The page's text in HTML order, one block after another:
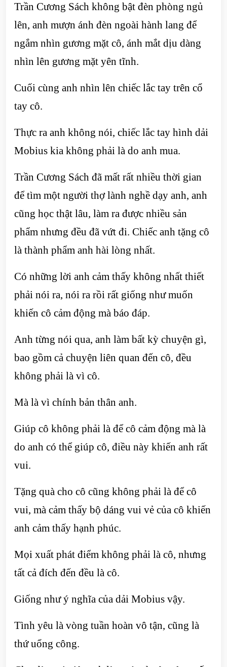
Trần Cương Sách không bật đèn phòng ngủ
lên, anh mượn ánh đèn ngoài hành lang để
ngắm nhìn gương mặt cô, ánh mắt dịu dàng
nhìn lên gương mặt yên tĩnh.
Cuối cùng anh nhìn lên chiếc lắc tay trên cổ
tay cô.
Thực ra anh không nói, chiếc lắc tay hình dải
Mobius kia không phải là do anh mua.
Trần Cương Sách đã mất rất nhiều thời gian
để tìm một người thợ lành nghề dạy anh, anh
cũng học thật lâu, làm ra được nhiều sản
phẩm nhưng đều đã vứt đi. Chiếc anh tặng cô
là thành phẩm anh hài lòng nhất.
Có những lời anh cảm thấy không nhất thiết
phải nói ra, nói ra rồi rất giống như muốn
khiến cô cảm động mà báo đáp.
Anh từng nói qua, anh làm bất kỳ chuyện gì,
bao gồm cả chuyện liên quan đến cô, đều
không phải là vì cô.
Mà là vì chính bản thân anh.
Giúp cô không phải là để cô cảm động mà là
do anh có thể giúp cô, điều này khiến anh rất
vui.
Tặng quà cho cô cũng không phải là để cô
vui, mà cảm thấy bộ dáng vui vẻ của cô khiến
anh cảm thấy hạnh phúc.
Mọi xuất phát điểm không phải là cô, nhưng
tất cả đích đến đều là cô.
Giống như ý nghĩa của dải Mobius vậy.
Tình yêu là vòng tuần hoàn vô tận, cũng là
thứ uổng công.